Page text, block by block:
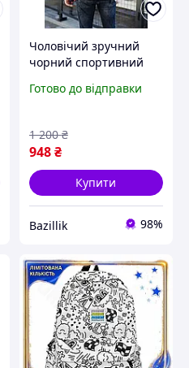
Чоловічий зручний
чорний спортивний
водовідштовхувальної
Готово до відправки
948₴
1 200 ₴
Купити
Bazillik 98%